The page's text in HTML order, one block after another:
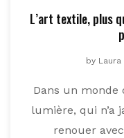
L’art textile, plus
byLaura
Dans un monde
lumière, qui n’a
renouer